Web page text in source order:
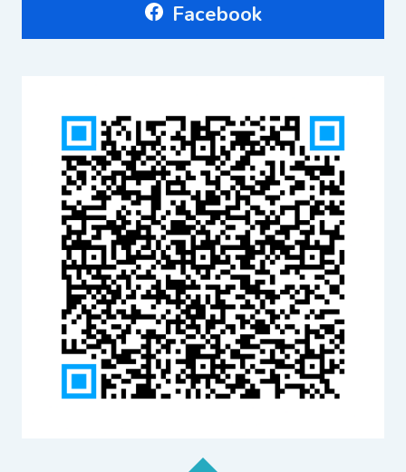
Facebook